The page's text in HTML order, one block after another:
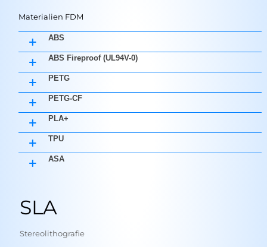
Materialien FDM
ABS
ABS Fireproof (UL94V-0)
PETG
PETG-CF
PLA+
TPU
ASA
SLA
Stereolithografie